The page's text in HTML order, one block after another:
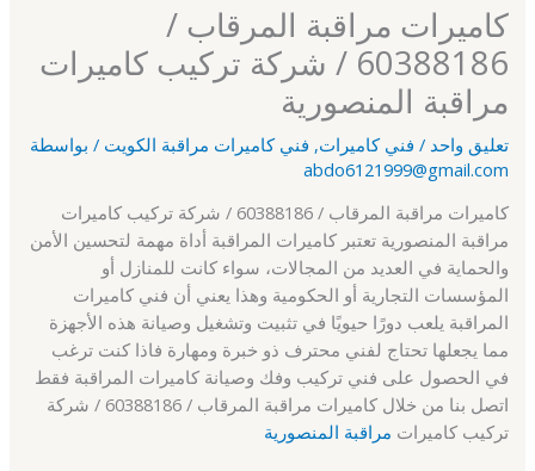
كاميرات مراقبة المرقاب /
60388186 / شركة تركيب كاميرات
مراقبة المنصورية
تعليق واحد / فني كاميرات, فني كاميرات مراقبة الكويت / بواسطة
abdo6121999@gmail.com
كاميرات مراقبة المرقاب / 60388186 / شركة تركيب كاميرات
مراقبة المنصورية تعتبر كاميرات المراقبة أداة مهمة لتحسين الأمن
والحماية في العديد من المجالات، سواء كانت للمنازل أو
المؤسسات التجارية أو الحكومية وهذا يعني أن فني كاميرات
المراقبة يلعب دورًا حيويًا في تثبيت وتشغيل وصيانة هذه الأجهزة
مما يجعلها تحتاج لفني محترف ذو خبرة ومهارة فاذا كنت ترغب
في الحصول على فني تركيب وفك وصيانة كاميرات المراقبة فقط
اتصل بنا من خلال كاميرات مراقبة المرقاب / 60388186 / شركة
تركيب كاميرات مراقبة المنصورية